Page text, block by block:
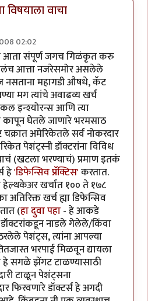
विषयाला वाचा
02:02
आता संपूर्ण जगच गिळंकृत करु
आत्ता नजरेसमोर असलेले
नसताना महागडी औषधे, कॅट
मग त्यांचे अवाढव्य खर्च
इन्श्योरन्स आणि त्या
कापून घेतले जाणारे भरमसाठ
चक्रात अमेरिकेतले सर्व नोकरदार
पेशंट्स्नी डॉक्टरांना विविध
(खटला भरण्याचं) प्रमाण इतकं
हे'डिफेन्सिव प्रॅक्टिस'करतात.
हेल्थकेअर खर्चात १०० ते १७८
अतिरिक्त खर्च ह्या डिफेन्सिव
(हा दुवा पहा- हे आकडे
नाडले गेलेले/किंवा
पेशंट्स, त्यांना आपल्या
भरपाई मिळवून द्यायला
सगळे झेंगट टाळण्यासाठी
टाळून पेशंट्सना
फिरवणारे डॉक्टर्स हे अगदी